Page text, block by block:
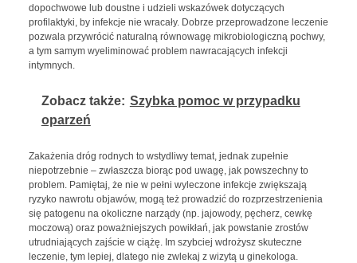
dopochwowe lub doustne i udzieli wskazówek dotyczących
profilaktyki, by infekcje nie wracały. Dobrze przeprowadzone leczenie
pozwala przywrócić naturalną równowagę mikrobiologiczną pochwy,
a tym samym wyeliminować problem nawracających infekcji
intymnych.
Zobacz także: Szybka pomoc w przypadku
oparzeń
Zakażenia dróg rodnych to wstydliwy temat, jednak zupełnie
niepotrzebnie – zwłaszcza biorąc pod uwagę, jak powszechny to
problem. Pamiętaj, że nie w pełni wyleczone infekcje zwiększają
ryzyko nawrotu objawów, mogą też prowadzić do rozprzestrzenienia
się patogenu na okoliczne narządy (np. jajowody, pęcherz, cewkę
moczową) oraz poważniejszych powikłań, jak powstanie zrostów
utrudniających zajście w ciążę. Im szybciej wdrożysz skuteczne
leczenie, tym lepiej, dlatego nie zwlekaj z wizytą u ginekologa.